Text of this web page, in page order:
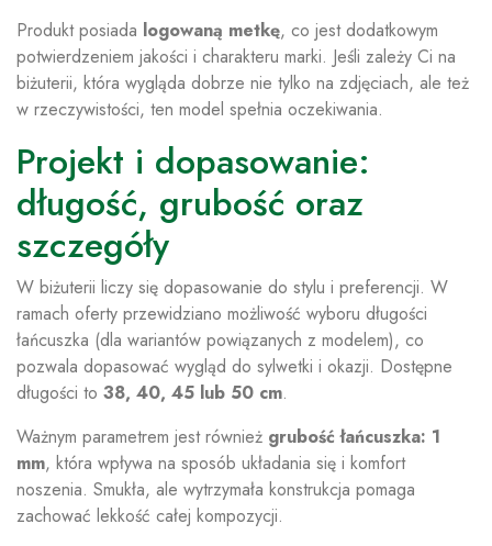
Produkt posiada logowaną metkę, co jest dodatkowym
potwierdzeniem jakości i charakteru marki. Jeśli zależy Ci na
biżuterii, która wygląda dobrze nie tylko na zdjęciach, ale też
w rzeczywistości, ten model spełnia oczekiwania.
Projekt i dopasowanie:
długość, grubość oraz
szczegóły
W biżuterii liczy się dopasowanie do stylu i preferencji. W
ramach oferty przewidziano możliwość wyboru długości
łańcuszka (dla wariantów powiązanych z modelem), co
pozwala dopasować wygląd do sylwetki i okazji. Dostępne
długości to 38, 40, 45 lub 50 cm.
Ważnym parametrem jest również grubość łańcuszka: 1
mm, która wpływa na sposób układania się i komfort
noszenia. Smukła, ale wytrzymała konstrukcja pomaga
zachować lekkość całej kompozycji.